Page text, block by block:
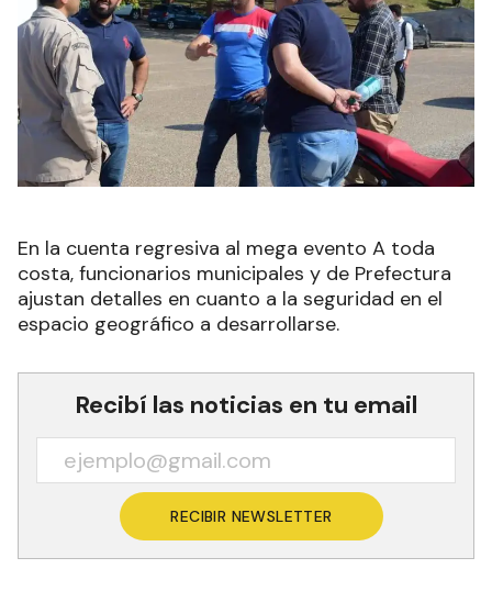
En la cuenta regresiva al mega evento A toda
costa, funcionarios municipales y de Prefectura
ajustan detalles en cuanto a la seguridad en el
espacio geográfico a desarrollarse.
Recibí las noticias en tu email
RECIBIR NEWSLETTER